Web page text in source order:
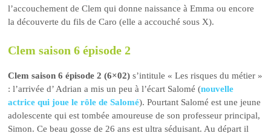
l’accouchement de Clem qui donne naissance à Emma ou encore
la découverte du fils de Caro (elle a accouché sous X).
Clem saison 6 épisode 2
Clem saison 6 épisode 2 (6×02) s’intitule « Les risques du métier »
: l’arrivée d’ Adrian a mis un peu à l’écart Salomé (nouvelle
actrice qui joue le rôle de Salomé). Pourtant Salomé est une jeune
adolescente qui est tombée amoureuse de son professeur principal,
Simon. Ce beau gosse de 26 ans est ultra séduisant. Au départ il